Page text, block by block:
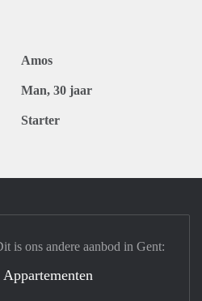
Amos
Man, 30 jaar
Starter
is ons andere aanbod in Gent:
Appartementen